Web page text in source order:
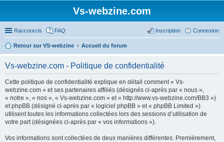
Vs-webzine.com
Raccourcis FAQ Connexion
Inscription
Retour sur VS-webzine Accueil du forum
Vs-webzine.com - Politique de confidentialité
Cette politique de confidentialité explique en détail comment « Vs-
webzine.com » et ses partenaires affiliés (désignés ci-après par « nous »,
« notre », « nos », « Vs-webzine.com » et « http://www.vs-webzine.com/BB3 »)
et phpBB (désigné ci-après par « logiciel phpBB » et « phpBB Limited »)
utilisent toutes les informations collectées lors des sessions d’utilisation de
votre part (désignées ci-après par « vos informations »).
Vos informations sont collectées de deux manières différentes. Premièrement,